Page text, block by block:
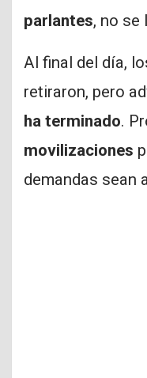
parlantes, no se
Al final del día,
retiraron, pero
ha terminado.
movilizaciones
demandas sean